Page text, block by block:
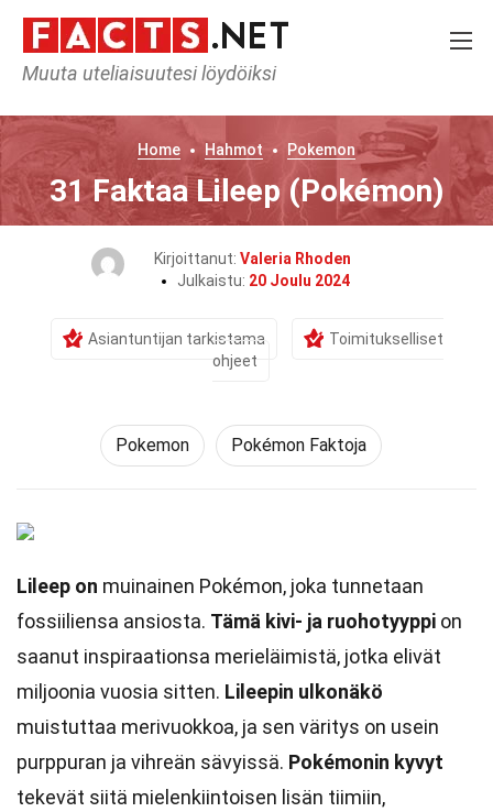
Muuta uteliaisuutesi löydöiksi
Home Hahmot Pokemon
31 Faktaa Lileep (Pokémon)
Kirjoittanut: Valeria Rhoden
Julkaistu: 20 Joulu 2024
Asiantuntijan tarkistama
Toimitukselliset
ohjeet
Pokemon Pokémon Faktoja
Lileep on muinainen Pokémon, joka tunnetaan
fossiiliensa ansiosta. Tämä kivi- ja ruohotyyppi on
saanut inspiraationsa merieläimistä, jotka elivät
miljoonia vuosia sitten. Lileepin ulkonäkö
muistuttaa merivuokkoa, ja sen väritys on usein
purppuran ja vihreän sävyissä. Pokémonin kyvyt
tekevät siitä mielenkiintoisen lisän tiimiin,